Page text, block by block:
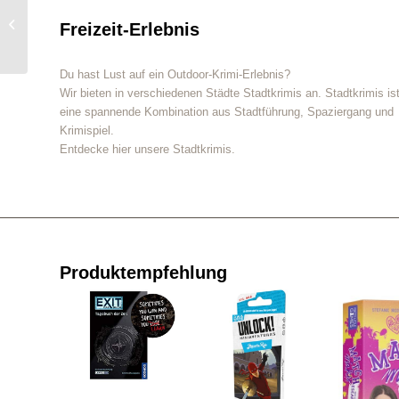
Freizeit-Erlebnis
Du hast Lust auf ein Outdoor-Krimi-Erlebnis?
Wir bieten in verschiedenen Städte Stadtkrimis an. Stadtkrimis ist
eine spannende Kombination aus Stadtführung, Spaziergang und
Krimispiel.
Entdecke hier unsere Stadtkrimis.
Produktempfehlung
Crimepuzzle mit Seiten